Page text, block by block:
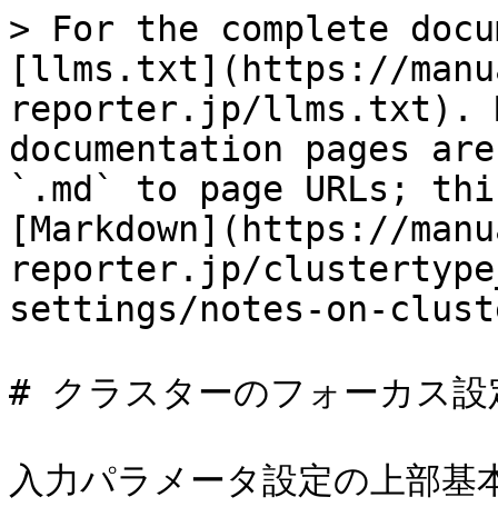
> For the complete
[llms.txt](https://
reporter.jp/llms.txt).
documentation pages
`.md` to page URLs;
[Markdown](https://
reporter.jp/
settings/notes-on-
# クラスターのフォーカス設
入力パラメータ設定の上部